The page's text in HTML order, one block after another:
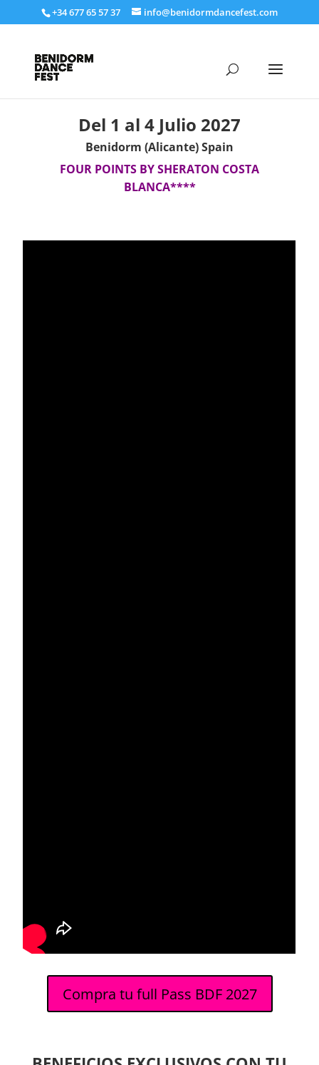
+34 677 65 57 37 info@benidormdancefest.com
Del 1 al 4 Julio 2027
Benidorm (Alicante) Spain
FOUR POINTS BY SHERATON COSTA
BLANCA****
Compra tu full Pass BDF 2027